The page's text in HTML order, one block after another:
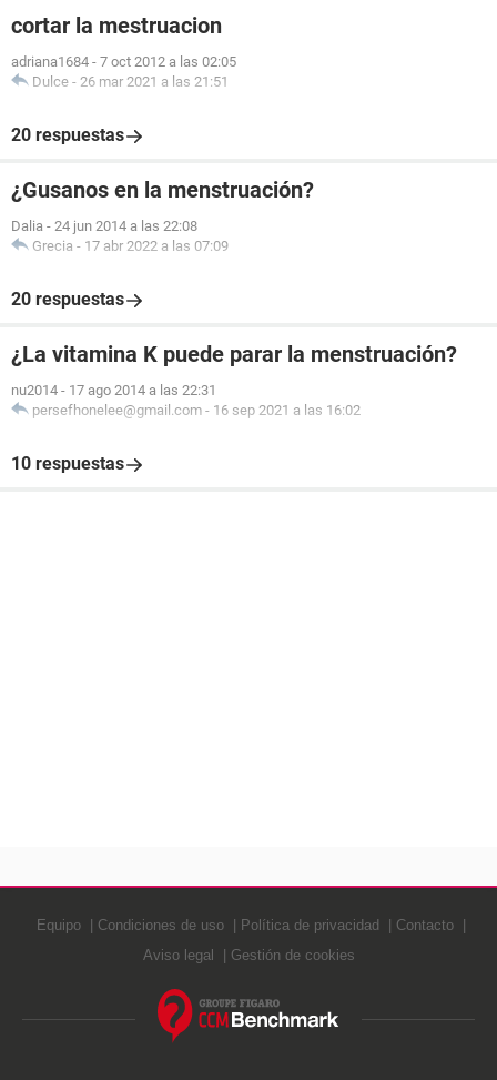
cortar la mestruacion
adriana1684 - 7 oct 2012 a las 02:05
Dulce - 26 mar 2021 a las 21:51
20 respuestas
¿Gusanos en la menstruación?
Dalia - 24 jun 2014 a las 22:08
Grecia - 17 abr 2022 a las 07:09
20 respuestas
¿La vitamina K puede parar la menstruación?
nu2014 - 17 ago 2014 a las 22:31
persefhonelee@gmail.com - 16 sep 2021 a las 16:02
10 respuestas
Equipo Condiciones de uso Política de privacidad
Contacto
Aviso legal
Gestión de cookies